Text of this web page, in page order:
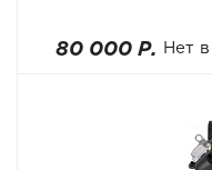
80 000 Р. Нет